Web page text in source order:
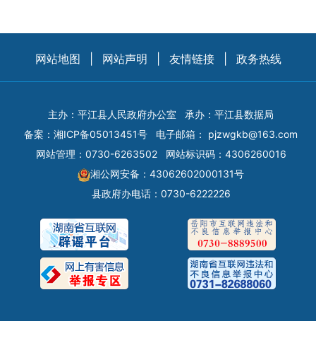
网站地图 网站声明 友情链接 政务热线
主办：平江县人民政府办公室
承办：平江县数据局
备案： 湘ICP备05013451号 电子邮箱： pjzwgkb@163.com
网站管理：0730-6263502
网站标识码：4306260016
湘公网安备：43062602000131号
县政府办电话：0730-6222226